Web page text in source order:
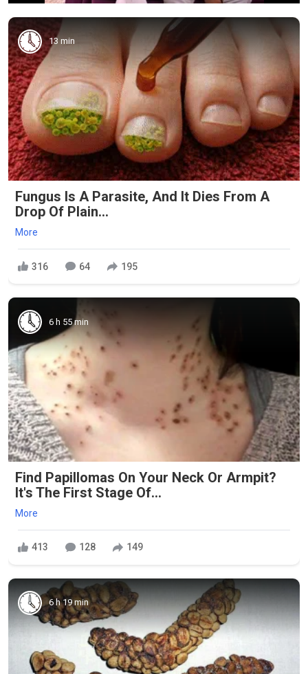
13 min
Fungus Is A Parasite, And It Dies From A
Drop Of Plain...
More
316 64 195
6 h 55 min
Find Papillomas On Your Neck Or Armpit?
It's The First Stage Of...
More
413 128 149
6 h 19 min